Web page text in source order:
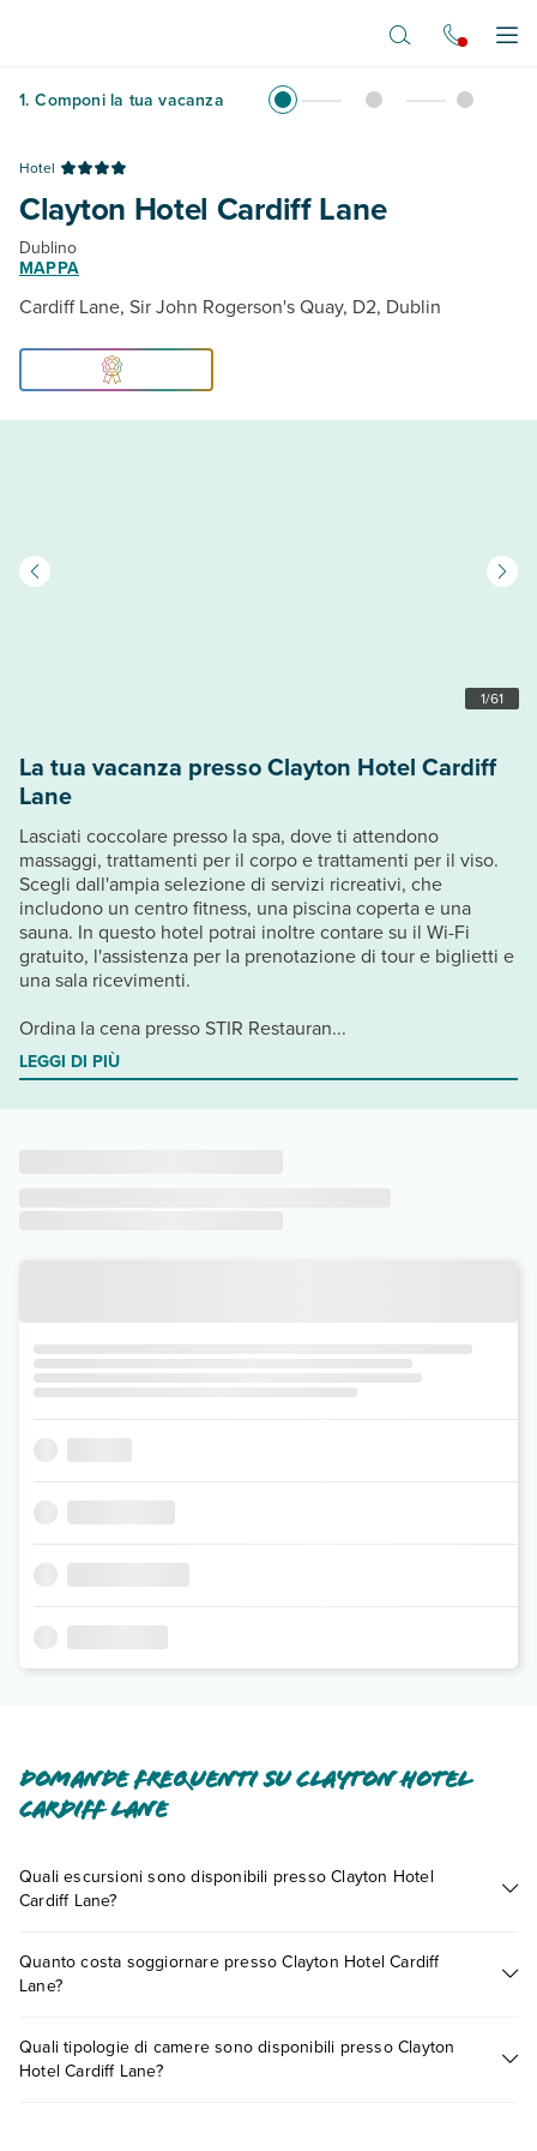
1. Componi la tua vacanza
Hotel
Clayton Hotel Cardiff Lane
Dublino
MAPPA
Cardiff Lane, Sir John Rogerson's Quay, D2, Dublin
1/61
La tua vacanza presso Clayton Hotel Cardiff
Lane
Lasciati coccolare presso la spa, dove ti attendono
massaggi, trattamenti per il corpo e trattamenti per il viso.
Scegli dall'ampia selezione di servizi ricreativi, che
includono un centro fitness, una piscina coperta e una
sauna. In questo hotel potrai inoltre contare su il Wi-Fi
gratuito, l'assistenza per la prenotazione di tour e biglietti e
una sala ricevimenti.
Ordina la cena presso STIR Restauran...
LEGGI DI PIÙ
Domande frequenti su Clayton Hotel
Cardiff Lane
Quali escursioni sono disponibili presso Clayton Hotel
Cardiff Lane?
presso Clayton Hotel Cardiff Lane. Scoprile tutte nella
sezione
dedicata
Quanto costa soggiornare presso Clayton Hotel Cardiff
Lane?
a vari fattori (per es. date, condizioni dell'hotel, ecc). Per
consultare i prezzi, compila il motore di ricerca e scegli
Quali tipologie di camere sono disponibili presso Clayton
Hotel Cardiff Lane?